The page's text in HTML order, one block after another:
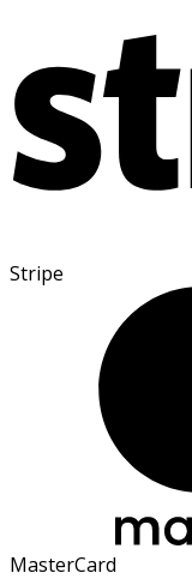
Stripe
MasterCard